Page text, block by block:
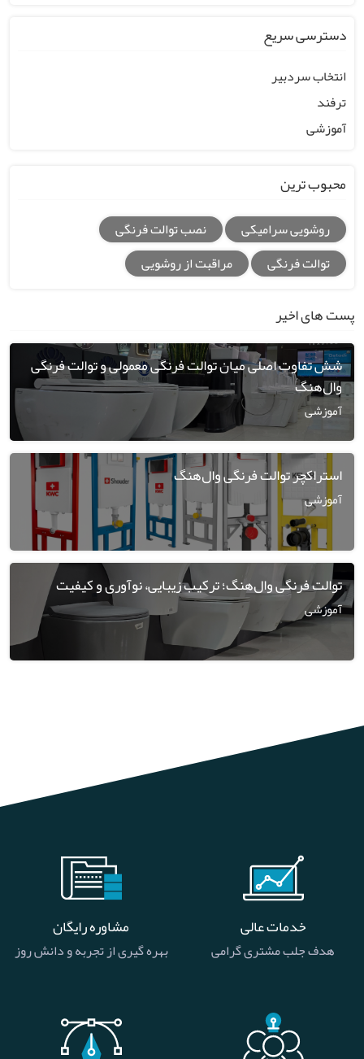
دسترسی سریع
انتخاب سردبیر
ترفند
آموزشی
محبوب ترین
روشویی سرامیکی
نصب توالت فرنگی
توالت فرنگی
مراقبت از روشویی
پست های اخیر
شش تفاوت اصلی میان توالت فرنگی معمولی و توالت فرنگی
وال‌هنگ
آموزشی
استراکچر توالت فرنگی وال‌هنگ
آموزشی
توالت فرنگی وال‌هنگ؛ ترکیب زیبایی، نوآوری و کیفیت
آموزشی
خدمات عالی
هدف جلب مشتری گرامی
مشاوره رایگان
بهره گیری از تجربه و دانش روز